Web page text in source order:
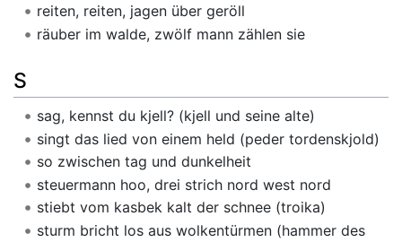
reiten, reiten, jagen über geröll
räuber im walde, zwölf mann zählen sie
S
sag, kennst du kjell? (kjell und seine alte)
singt das lied von einem held (peder tordenskjold)
so zwischen tag und dunkelheit
steuermann hoo, drei strich nord west nord
stiebt vom kasbek kalt der schnee (troika)
sturm bricht los aus wolkentürmen (hammer des